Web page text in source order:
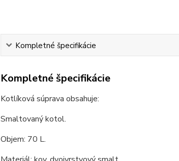
Kompletné špecifikácie
Kompletné špecifikácie
Kotlíková súprava obsahuje:
Smaltovaný kotol.
Objem: 70 L.